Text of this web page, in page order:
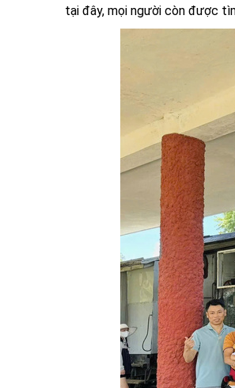
tại đây, mọi người còn được